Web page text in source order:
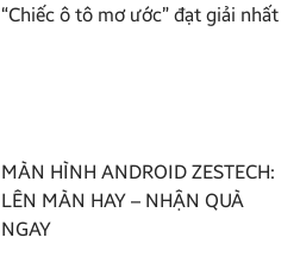
“Chiếc ô tô mơ ước” đạt giải nhất
MÀN HÌNH ANDROID ZESTECH:
LÊN MÀN HAY – NHẬN QUÀ
NGAY